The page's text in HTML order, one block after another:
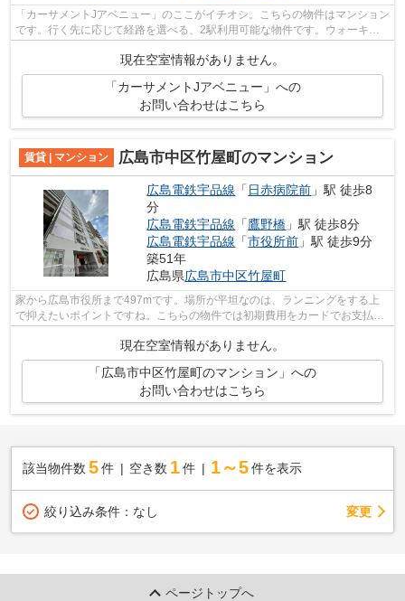
「カーサメントJアベニュー」のここがイチオシ。こちらの物件はマンション
です。行く先に応じて経路を選べる、2駅利用可能な物件です。ウォーキン
現在空室情報がありません。
「カーサメントJアベニュー」への
お問い合わせはこちら
賃貸 | マンション 広島市中区竹屋町のマンション
広島電鉄宇品線 「 日赤病院前 」駅 徒歩8
分
広島電鉄宇品線 「鷹野橋 」駅 徒歩8分
広島電鉄宇品線 「市役所前 」駅 徒歩9分
築51年
広島県広島市中区竹屋町
家から広島市役所まで497mです。場所が平坦なのは、ランニングをする上
で抑えたいポイントですね。こちらの物件では初期費用をカードでお支払い
現在空室情報がありません。
「広島市中区竹屋町のマンション」への
お問い合わせはこちら
該当物件数 5件 空き数 1 件 1～5 件を表示
絞り込み条件： なし 変更
ページトップへ